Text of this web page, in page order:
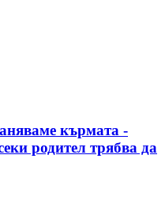
кърмата -
родител трябва да